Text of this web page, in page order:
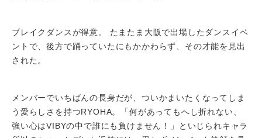
ブレイクダンスが得意。 たまたま大阪で出場したダンスイベ
ントで、後方で踊っていたにもかかわらず、その才能を見出
された。
メンバーでいちばんの長身だが、ついかまいたくなってしま
う愛らしさを持つRYOHA。「何があってもへし折れない、
強い心はVIBYの中で誰にも負けません！」といじられキャラ